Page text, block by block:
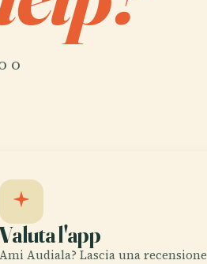
o
Valuta l'app
Ami Audiala? Lascia una recensione